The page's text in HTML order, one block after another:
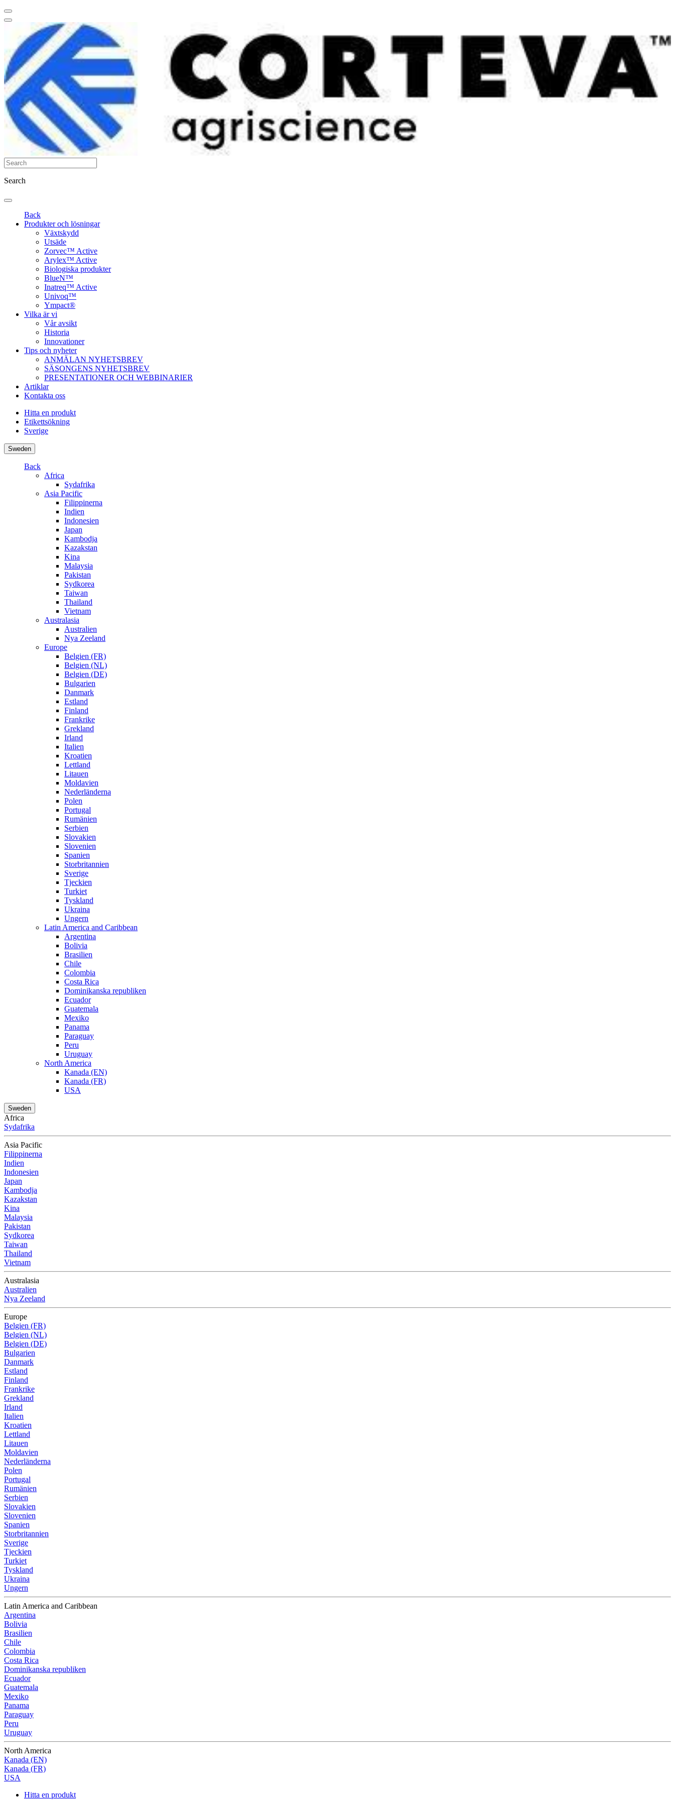
Search
Back
Produkter och lösningar
Växtskydd
Utsäde
Zorvec™ Active
Arylex™ Active
Biologiska produkter
BlueN™
Inatreq™ Active
Univoq™
Ympact®
Vilka är vi
Vår avsikt
Historia
Innovationer
Tips och nyheter
ANMÄLAN NYHETSBREV
SÄSONGENS NYHETSBREV
PRESENTATIONER OCH WEBBINARIER
Artiklar
Kontakta oss
Hitta en produkt
Etikettsökning
Sverige
Sweden
Back
Africa
Sydafrika
Asia Pacific
Filippinerna
Indien
Indonesien
Japan
Kambodja
Kazakstan
Kina
Malaysia
Pakistan
Sydkorea
Taiwan
Thailand
Vietnam
Australasia
Australien
Nya Zeeland
Europe
Belgien (FR)
Belgien (NL)
Belgien (DE)
Bulgarien
Danmark
Estland
Finland
Frankrike
Grekland
Irland
Italien
Kroatien
Lettland
Litauen
Moldavien
Nederländerna
Polen
Portugal
Rumänien
Serbien
Slovakien
Slovenien
Spanien
Storbritannien
Sverige
Tjeckien
Turkiet
Tyskland
Ukraina
Ungern
Latin America and Caribbean
Argentina
Bolivia
Brasilien
Chile
Colombia
Costa Rica
Dominikanska republiken
Ecuador
Guatemala
Mexiko
Panama
Paraguay
Peru
Uruguay
North America
Kanada (EN)
Kanada (FR)
USA
Sweden
Africa
Sydafrika
Asia Pacific
Filippinerna
Indien
Indonesien
Japan
Kambodja
Kazakstan
Kina
Malaysia
Pakistan
Sydkorea
Taiwan
Thailand
Vietnam
Australasia
Australien
Nya Zeeland
Europe
Belgien (FR)
Belgien (NL)
Belgien (DE)
Bulgarien
Danmark
Estland
Finland
Frankrike
Grekland
Irland
Italien
Kroatien
Lettland
Litauen
Moldavien
Nederländerna
Polen
Portugal
Rumänien
Serbien
Slovakien
Slovenien
Spanien
Storbritannien
Sverige
Tjeckien
Turkiet
Tyskland
Ukraina
Ungern
Latin America and Caribbean
Argentina
Bolivia
Brasilien
Chile
Colombia
Costa Rica
Dominikanska republiken
Ecuador
Guatemala
Mexiko
Panama
Paraguay
Peru
Uruguay
North America
Kanada (EN)
Kanada (FR)
USA
Hitta en produkt